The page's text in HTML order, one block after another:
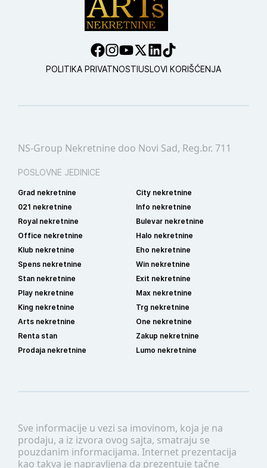
POLITIKA PRIVATNOSTIUSLOVI KORIŠĆENJA
Sve informacije u vezi sa imovinom, koja je na
prodaju, a iz izvora ovog sajta, smatraju se
pouzdanim informacijama. Internet prezentacija
kao takva je napravljena da prezentuje tačne
NS-Group Nekretnine doo Novi Sad, Reg.br. 711
POSLOVNE JEDINICE
Grad nekretnine
City nekretnine
021 nekretnine
Info nekretnine
Royal nekretnine
Bulevar nekretnine
Office nekretnine
Halo nekretnine
Klub nekretnine
Eho nekretnine
Spens nekretnine
Win nekretnine
Stan nekretnine
Exit nekretnine
Play nekretnine
Max nekretnine
King nekretnine
Trg nekretnine
Arts nekretnine
One nekretnine
Renta stan
Zakup nekretnine
Prodaja nekretnine
Lumo nekretnine